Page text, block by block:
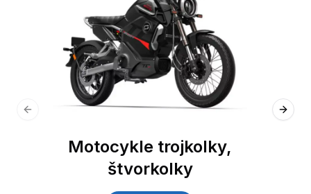
Motocykle trojkolky,
štvorkolky
Previous slide Next